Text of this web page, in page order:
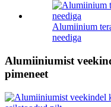
Alumiinium
neediga
Alumiiniumist
pimeneet